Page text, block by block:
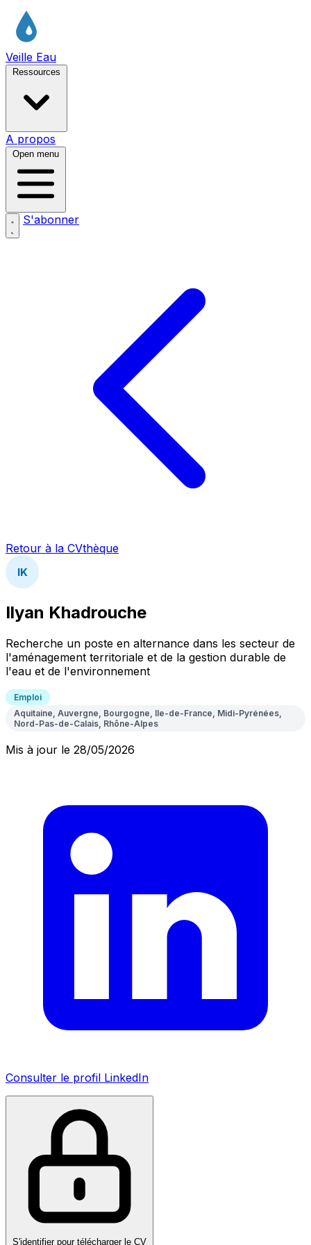
Veille Eau
Ressources
A propos
Open menu
S'abonner
Retour à la CVthèque
IK
Ilyan Khadrouche
Recherche un poste en alternance dans les secteur de
l'aménagement territoriale et de la gestion durable de
l'eau et de l'environnement
Emploi
Aquitaine, Auvergne, Bourgogne, Ile-de-France, Midi-Pyrénées,
Nord-Pas-de-Calais, Rhône-Alpes
Mis à jour le 28/05/2026
Consulter le profil LinkedIn
S'identifier pour télécharger le CV